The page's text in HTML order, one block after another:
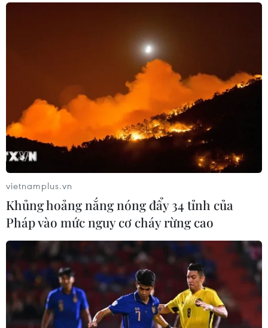
Kon Tum: Sông Pôkô bị ô nhiễm nặng ảnh
hưởng sản xuất
10/02/2015 04:34
Liên tiếp trong ba ngày qua, người dân ở 5 thôn trong
xã Tân Cảnh, huyện Đăk Tô tỉnh Kon Tum phải bơm
nước sông Pôkô bị ô nhiễm để tưới cho cây trồng.
vietnamplus.vn
Khủng hoảng nắng nóng đẩy 34 tỉnh của
Pháp vào mức nguy cơ cháy rừng cao